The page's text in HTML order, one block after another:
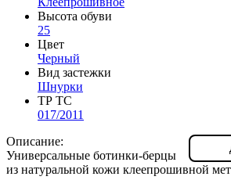
Высота обуви
25
Цвет
Черный
Вид застежки
Шнурки
ТР ТС
017/2011
Описание:
Универсальные ботинки-берцы
из натуральной кожи клеепрошивной